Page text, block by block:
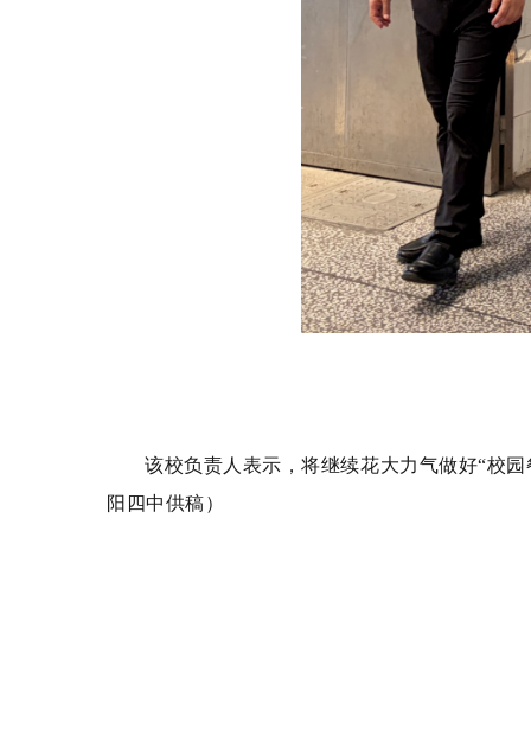
该校负责人表示，将继续花大力气做好“校
阳四中供稿）